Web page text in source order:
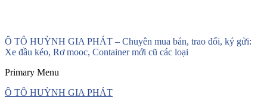
Ô TÔ HUỲNH GIA PHÁT – Chuyên mua bán, trao đổi, ký gửi:
Xe đầu kéo, Rơ mooc, Container mới cũ các loại
Primary Menu
Ô TÔ HUỲNH GIA PHÁT